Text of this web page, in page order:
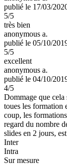
publié le 17/03/
5/5
très bien
anonymous a.
publié le 05/10/
5/5
excellent
anonymous a.
publié le 04/10/
4/5
Dommage que
toues les formation
coup, les
regard du nombre
slides en 2 jours,
Inter
Intra
Sur mesure